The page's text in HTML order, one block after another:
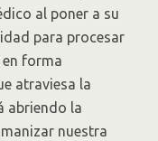
al poner a su
para procesar
forma
atraviesa la
abriendo la
nuestra